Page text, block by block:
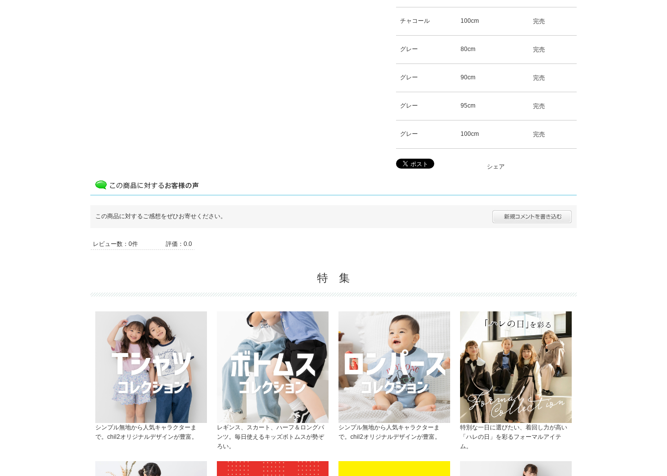
チャコール 100cm 完売
グレー 80cm 完売
グレー 90cm 完売
グレー 95cm 完売
グレー 100cm 完売
シェア
この商品に対するご感想をぜひお寄せください。
レビュー数：0件 評価：0.0
特 集
シンプル無地から人気キャラクターま
で。chil2オリジナルデザインが豊富。
レギンス、スカート、ハーフ＆ロングパ
ンツ。毎日使えるキッズボトムスが勢ぞ
ろい。
シンプル無地から人気キャラクターま
で。chil2オリジナルデザインが豊富。
特別な一日に選びたい、着回し力が高い
「ハレの日」を彩るフォーマルアイテ
ム。